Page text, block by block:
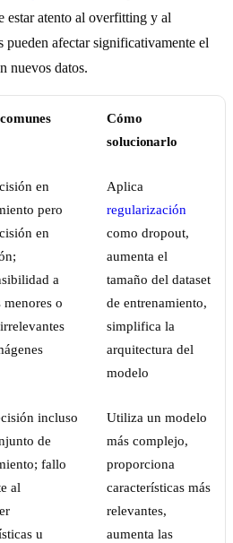
estar atento al overfitting y al
pueden afectar significativamente el
nuevos datos.
Cómo
solucionarlo
en
pero
en
a
menores o
Aplica
regularización
como dropout,
aumenta el
tamaño del dataset
de entrenamiento,
simplifica la
arquitectura del
modelo
incluso
de
fallo
al
u
Utiliza un modelo
más complejo,
proporciona
características más
relevantes,
aumenta las